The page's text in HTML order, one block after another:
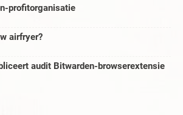
profitorganisatie
airfryer?
audit Bitwarden-browserextensie